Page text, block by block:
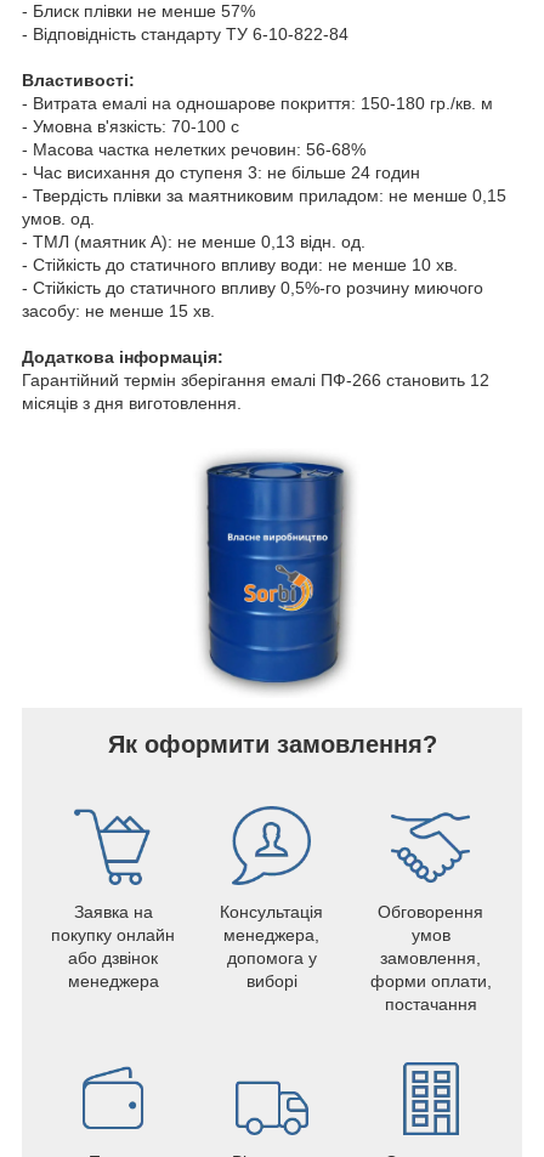
- Блиск плівки не менше 57%
- Відповідність стандарту ТУ 6-10-822-84
Властивості:
- Витрата емалі на одношарове покриття: 150-180 гр./кв. м
- Умовна в'язкість: 70-100 с
- Масова частка нелетких речовин: 56-68%
- Час висихання до ступеня 3: не більше 24 годин
- Твердість плівки за маятниковим приладом: не менше 0,15
умов. од.
- ТМЛ (маятник А): не менше 0,13 відн. од.
- Стійкість до статичного впливу води: не менше 10 хв.
- Стійкість до статичного впливу 0,5%-го розчину миючого
засобу: не менше 15 хв.
Додаткова інформація:
Гарантійний термін зберігання емалі ПФ-266 становить 12
місяців з дня виготовлення.
Як оформити замовлення?
Заявка на
покупку онлайн
або дзвінок
менеджера
Консультація
менеджера,
допомога у
виборі
Обговорення
умов
замовлення,
форми оплати,
постачання